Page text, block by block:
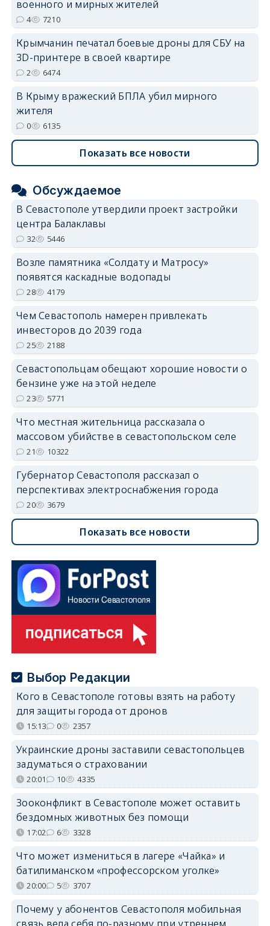
военного и мирных жителей
4 7210
Крымчанин печатал боевые дроны для СБУ на
3D-принтере в своей квартире
2 6474
В Крыму вражеский БПЛА убил мирного
жителя
0 6135
Показать все новости
Обсуждаемое
В Севастополе утвердили проект застройки
центра Балаклавы
32 5446
Возле памятника «Солдату и Матросу»
появятся каскадные водопады
28 4179
Чем Севастополь намерен привлекать
инвесторов до 2039 года
25 2188
Севастопольцам обещают хорошие новости о
бензине уже на этой неделе
23 5771
Что местная жительница рассказала о
массовом убийстве в севастопольском селе
21 10322
Губернатор Севастополя рассказал о
перспективах электроснабжения города
20 3679
Показать все новости
Выбор Редакции
Кого в Севастополе готовы взять на работу
для защиты города от дронов
15:13 0 2357
Украинские дроны заставили севастопольцев
задуматься о страховании
20:01 10 4335
Зооконфликт в Севастополе может оставить
бездомных животных без помощи
17:02 6 3328
Что может измениться в лагере «Чайка» и
батилиманском «профессорском уголке»
20:00 5 3707
Почему у абонентов Севастополя мобильная